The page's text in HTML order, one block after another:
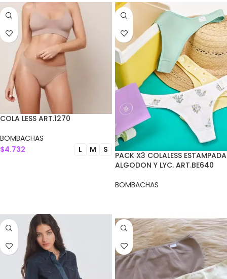
COLA LESS ART.1270
BOMBACHAS
$4.732 L M S
PACK X3 COLALESS ESTAMPADA
ALGODON Y LYC. ART.BE640
BOMBACHAS